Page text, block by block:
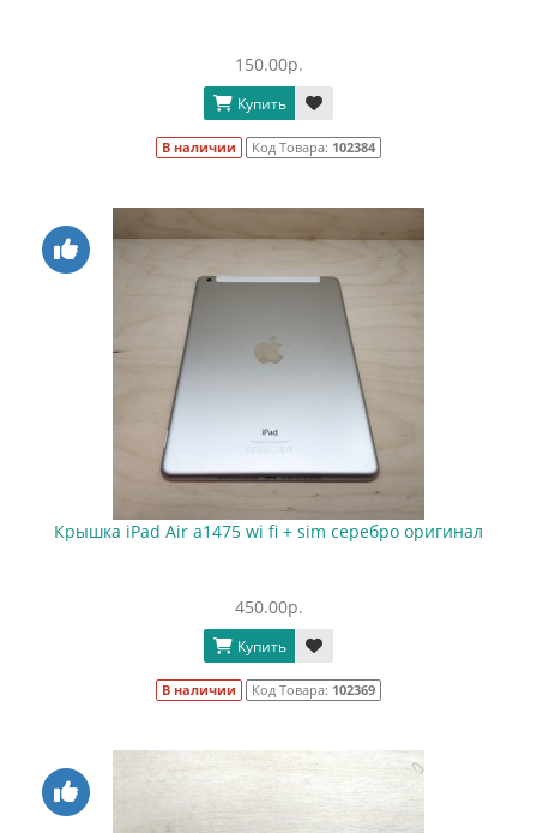
150.00р.
Купить
В наличии Код Товара: 102384
Крышка iPad Air a1475 wi fi + sim серебро оригинал
450.00р.
Купить
В наличии Код Товара: 102369